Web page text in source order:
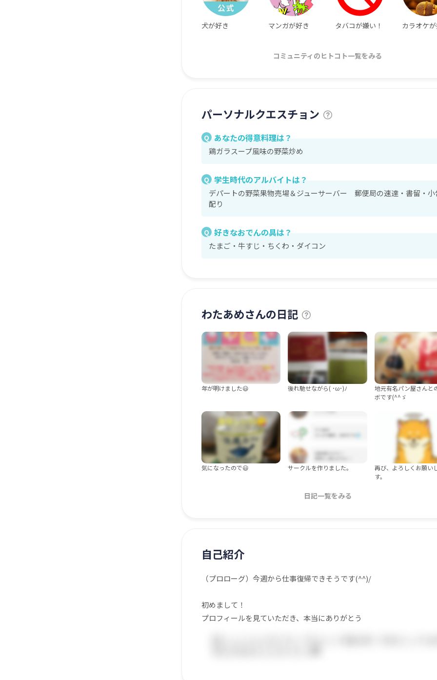
犬が好き マンガが好き タバコが嫌い！ カラオケ
コミュニティのヒトコト一覧をみる
パーソナルクエスチョン
Q あなたの得意料理は？
鶏ガラスープ風味の野菜炒め
Q 学生時代のアルバイトは？
デパートの野菜果物売場＆ジューサーバー 郵便局の速達・書留・小
配り
Q 好きなおでんの具は？
たまご・牛すじ・ちくわ・ダイコン
わたあめさんの日記
年が明けました😃 後れ馳せながら( ･ω･)ﾉ
地元有名パン屋さんと
ボです(^^ゞ
気になったので😃 サークルを作りました。
再び、よろしくお願い
す。
日記一覧をみる
自己紹介
（プロローグ）今週から仕事復帰できそうです(^^)/
初めまして！
プロフィールを見ていただき、本当にありがとう